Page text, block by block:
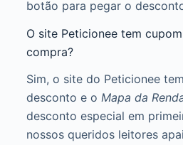
botão para pegar o
O site Peticionee tem
compra?
Sim, o site do Peticionee
desconto e o Mapa da
desconto especial em
nossos queridos leitores